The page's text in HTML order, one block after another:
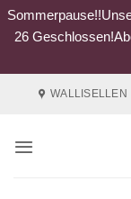
26
WALLISELLEN